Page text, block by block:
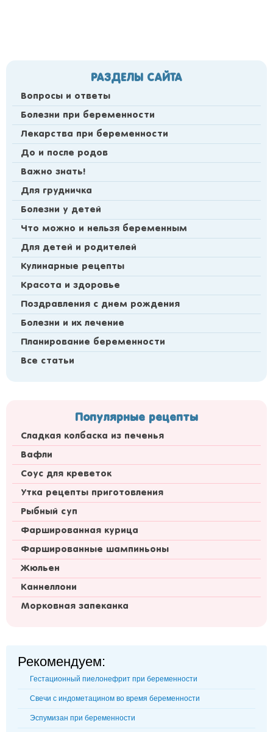
РАЗДЕЛЫ САЙТА
Вопросы и ответы
Болезни при беременности
Лекарства при беременности
До и после родов
Важно знать!
Для грудничка
Болезни у детей
Что можно и нельзя беременным
Для детей и родителей
Кулинарные рецепты
Красота и здоровье
Поздравления с днем рождения
Болезни и их лечение
Планирование беременности
Все статьи
Популярные рецепты
Сладкая колбаска из печенья
Вафли
Соус для креветок
Утка рецепты приготовления
Рыбный суп
Фаршированная курица
Фаршированные шампиньоны
Жюльен
Каннеллони
Морковная запеканка
Рекомендуем:
Гестационный пиелонефрит при беременности
Свечи с индометацином во время беременности
Эспумизан при беременности